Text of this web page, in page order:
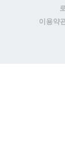
이용약